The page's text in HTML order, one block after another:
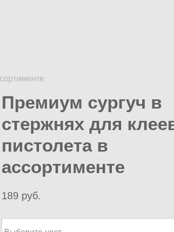
Премиум сургуч в
стержнях для
пистолета в
ассортименте
189 pуб.